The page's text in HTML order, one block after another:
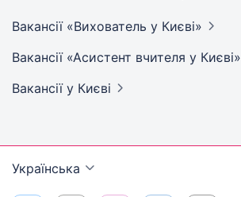
Вакансії «Вихователь у Києві»
Вакансії «Асистент вчителя у Києві»
Вакансії у Києві
Українська